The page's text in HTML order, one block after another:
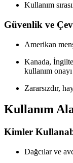
Kullanım
Güvenlik ve
Amerikan
Kanada,
kullanım onayı
Zararsızdır,
Kullanım
Kimler
Dağcılar ve